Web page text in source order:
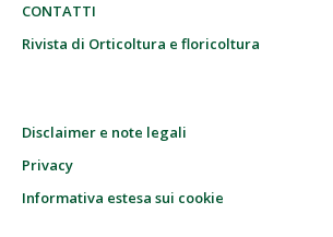
CONTATTI
Rivista di Orticoltura e floricoltura
Disclaimer e note legali
Privacy
Informativa estesa sui cookie